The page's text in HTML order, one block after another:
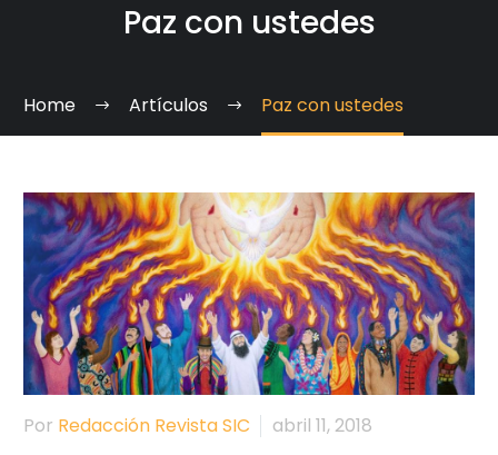
Paz con ustedes
Home Artículos Paz con ustedes
Por Redacción Revista SIC abril 11, 2018